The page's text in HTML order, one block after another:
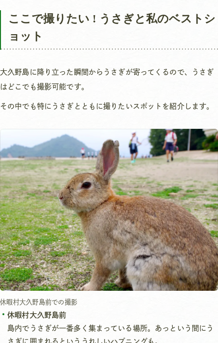
ここで撮りたい ! うさぎと私のベストシ
ョット
大久野島に降り立った瞬間からうさぎが寄ってくるので、うさぎ
はどこでも撮影可能です。
その中でも特にうさぎとともに撮りたいスポットを紹介します。
休暇村大久野島前での撮影
休暇村大久野島前
島内でうさぎが一番多く集まっている場所。あっという間にう
さぎに囲まれるといううれしいハプニングも。